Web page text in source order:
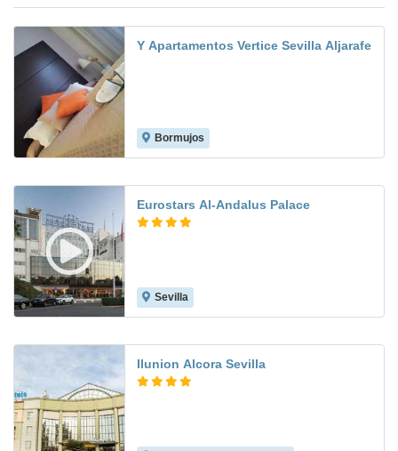
Y Apartamentos Vertice Sevilla Aljarafe
Bormujos
Eurostars Al-Andalus Palace
Sevilla
Ilunion Alcora Sevilla